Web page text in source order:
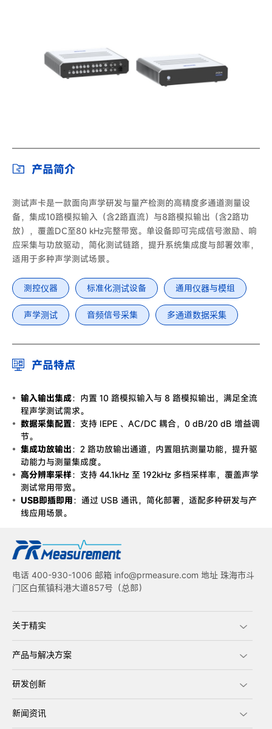
产品简介
测试声卡是一款面向声学研发与量产检测的高精度多通道测量设
备，集成10路模拟输入（含2路直流）与8路模拟输出（含2路功
放），覆盖DC至80 kHz完整带宽。单设备即可完成信号激励、响
应采集与功放驱动，简化测试链路，提升系统集成度与部署效率，
适用于多种声学测试场景。
测控仪器 标准化测试设备 通用仪器与模组
声学测试 音频信号采集 多通道数据采集
产品特点
输入输出集成：内置 10 路模拟输入与 8 路模拟输出，满足全流
程声学测试需求。
数据采集配置：支持 IEPE 、AC/DC 耦合，0 dB/20 dB 增益调
节。
集成功放输出：2 路功放输出通道，内置阻抗测量功能，提升驱
动能力与测量集成度。
高分辨率采样：支持 44.1kHz 至 192kHz 多档采样率，覆盖声学
测试常用带宽。
USB即插即用：通过 USB 通讯，简化部署，适配多种研发与产
线应用场景。
电话 400-930-1006 邮箱 info@prmeasure.com 地址 珠海市斗
门区白蕉镇科港大道857号（总部）
关于精实
产品与解决方案
研发创新
新闻资讯